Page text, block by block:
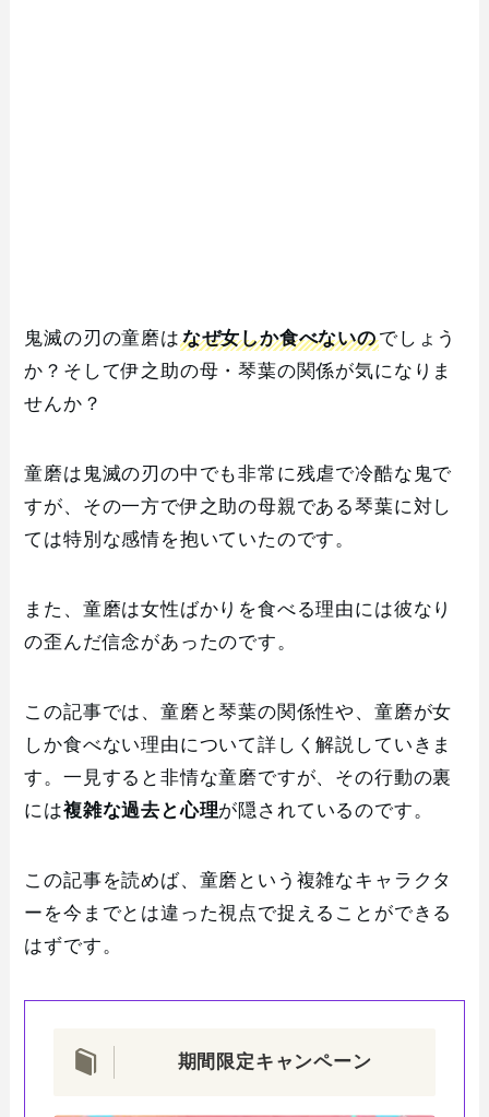
鬼滅の刃の童磨は なぜ女しか食べないのでしょう
か？そして伊之助の母・琴葉の関係が気になりま
せんか？
童磨は鬼滅の刃の中でも非常に残虐で冷酷な鬼で
すが、その一方で伊之助の母親である琴葉に対し
ては特別な感情を抱いていたのです。
また、童磨は女性ばかりを食べる理由には彼なり
の歪んだ信念があったのです。
この記事では、童磨と琴葉の関係性や、童磨が女
しか食べない理由について詳しく解説していきま
す。一見すると非情な童磨ですが、その行動の裏
には複雑な過去と心理が隠されているのです。
この記事を読めば、童磨という複雑なキャラクタ
ーを今までとは違った視点で捉えることができる
はずです。
期間限定キャンペーン